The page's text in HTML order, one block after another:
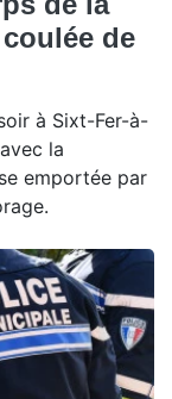
de
à Sixt-Fer-à-
la
emportée par